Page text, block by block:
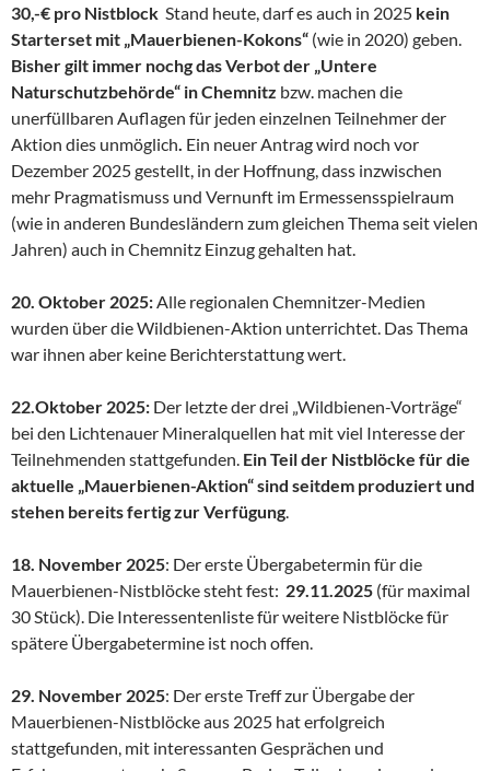
30,-€ pro Nistblock Stand heute, darf es auch in 2025 kein
Starterset mit „Mauerbienen-Kokons“ (wie in 2020) geben.
Bisher gilt immer nochg das Verbot der „Untere
Naturschutzbehörde“ in Chemnitz bzw. machen die
unerfüllbaren Auflagen für jeden einzelnen Teilnehmer der
Aktion dies unmöglich Ein neuer Antrag wird noch vor
Dezember 2025 gestellt, in der Hoffnung, dass inzwischen
mehr Pragmatismuss und Vernunft im Ermessensspielraum
(wie in anderen Bundesländern zum gleichen Thema seit vielen
Jahren) auch in Chemnitz Einzug gehalten hat.
20. Oktober 2025: Alle regionalen Chemnitzer-Medien
wurden über die Wildbienen-Aktion unterrichtet. Das Thema
war ihnen aber keine Berichterstattung wert.
22.Oktober 2025: Der letzte der drei „Wildbienen-Vorträge“
bei den Lichtenauer Mineralquellen hat mit viel Interesse der
Teilnehmenden stattgefunden. Ein Teil der Nistblöcke für die
aktuelle „Mauerbienen-Aktion“ sind seitdem produziert und
stehen bereits fertig zur Verfügung
18. November 2025: Der erste Übergabetermin für die
Mauerbienen-Nistblöcke steht fest: 29.11.2025 (für maximal
30 Stück). Die Interessentenliste für weitere Nistblöcke für
spätere Übergabetermine ist noch offen.
29. November 2025: Der erste Treff zur Übergabe der
Mauerbienen-Nistblöcke aus 2025 hat erfolgreich
stattgefunden, mit interessanten Gesprächen und